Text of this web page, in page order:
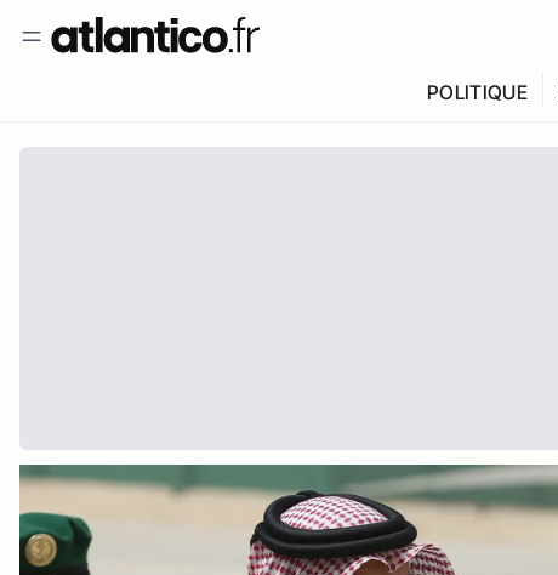
POLITIQUE